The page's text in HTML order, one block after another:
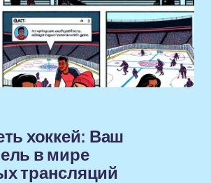
хоккей: Ваш
в мире
трансляций